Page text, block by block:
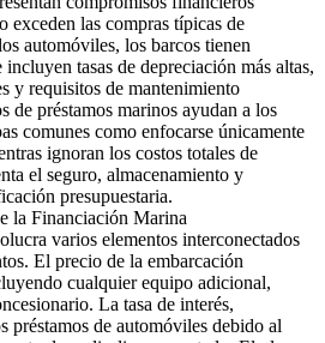
exceden las compras típicas de
automóviles, los barcos tienen
tasas de depreciación más altas,
y requisitos de mantenimiento
de préstamos marinos ayudan a los
comunes como enfocarse únicamente
ignoran los costos totales de
el seguro, almacenamiento y
presupuestaria.
la Financiación Marina
varios elementos interconectados
El precio de la embarcación
cualquier equipo adicional,
La tasa de interés,
préstamos de automóviles debido al